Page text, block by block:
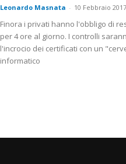
Leonardo Masnata - 10 Febbraio 2017
Finora i privati hanno l'obbligo di
per 4 ore al giorno. I controlli
l'incrocio dei certificati con un
informatico